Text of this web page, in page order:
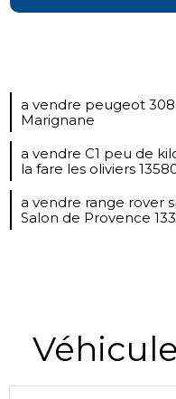
a vendre peugeot
Marignane
a vendre C1 peu de
la fare les oliviers
a vendre range rover
Salon de Provence